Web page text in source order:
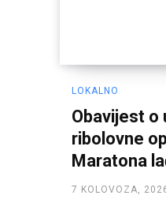
LOKALNO
Obavijest o
ribolovne
Maratona
7 KOLOVOZA,